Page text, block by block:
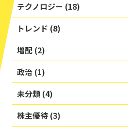
テクノロジー (18)
トレンド (8)
増配 (2)
政治 (1)
未分類 (4)
株主優待 (3)